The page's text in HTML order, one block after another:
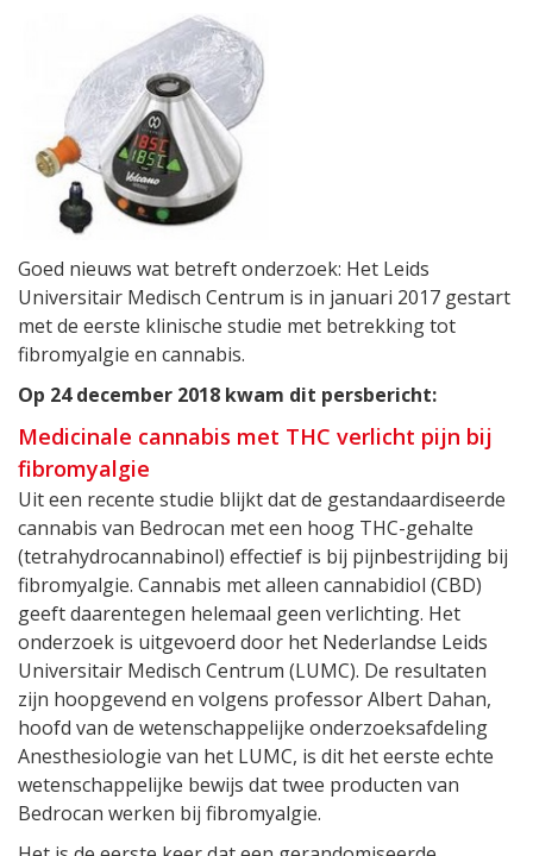
Goed nieuws wat betreft onderzoek: Het Leids
Universitair Medisch Centrum is in januari 2017 gestart
met de eerste klinische studie met betrekking tot
fibromyalgie en cannabis.
Op 24 december 2018 kwam dit persbericht:
Medicinale cannabis met THC verlicht pijn bij
fibromyalgie
Uit een recente studie blijkt dat de gestandaardiseerde
cannabis van Bedrocan met een hoog THC-gehalte
(tetrahydrocannabinol) effectief is bij pijnbestrijding bij
fibromyalgie. Cannabis met alleen cannabidiol (CBD)
geeft daarentegen helemaal geen verlichting. Het
onderzoek is uitgevoerd door het Nederlandse Leids
Universitair Medisch Centrum (LUMC). De resultaten
zijn hoopgevend en volgens professor Albert Dahan,
hoofd van de wetenschappelijke onderzoeksafdeling
Anesthesiologie van het LUMC, is dit het eerste echte
wetenschappelijke bewijs dat twee producten van
Bedrocan werken bij fibromyalgie.